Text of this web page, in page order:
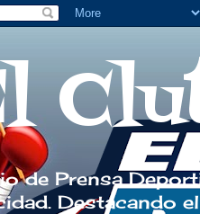
de Prensa
Destacando